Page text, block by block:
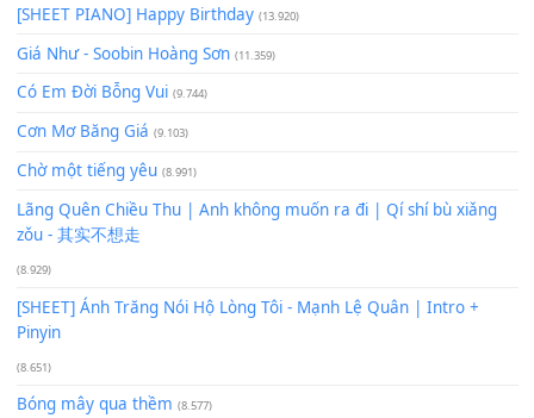
Để lại một bình luận
Bạn phảiđăng nhậpđể gửi bình luận.
Xem nhiều nhất
Buông bỏ sự phụ thuộc nơi anh (Pinyin)
Phép Màu (OST Đàn Cá Gỗ)
[SHEET PIANO] Happy Birthday
Giá Như - Soobin Hoàng Sơn
Có Em Đời Bỗng Vui (9.744)
Cơn Mơ Băng Giá
Chờ một tiếng yêu (8.991)